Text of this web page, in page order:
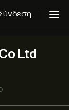
Σύνδεση
Ltd